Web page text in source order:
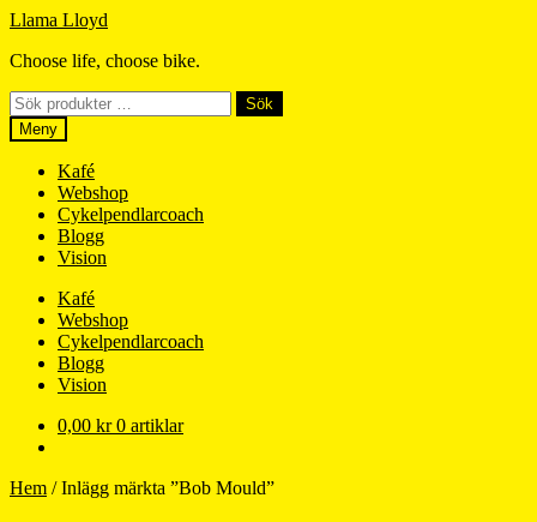
Hoppa
navigering
Hoppa
innehåll
Llama Lloyd
Choose life, choose bike.
Sök
efter:
Sök
Meny
Kafé
Webshop
Cykelpendlarcoach
Blogg
Vision
Kafé
Webshop
Cykelpendlarcoach
Blogg
Vision
0,00 kr 0 artiklar
Hem /Inlägg märkta ”Bob Mould”